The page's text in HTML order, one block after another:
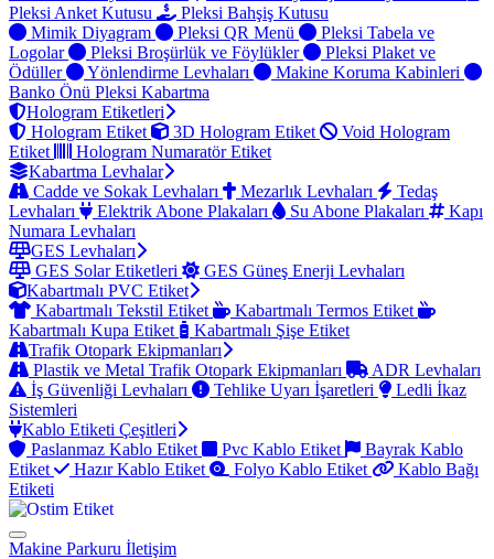
Pleksi Anket Kutusu
Pleksi Bahşiş Kutusu
Mimik Diyagram
Pleksi QR Menü
Pleksi Tabela ve
Logolar
Pleksi Broşürlük ve Föylükler
Pleksi Plaket ve
Ödüller
Yönlendirme Levhaları
Makine Koruma Kabinleri
Banko Önü Pleksi Kabartma
Hologram Etiketleri
Hologram Etiket
3D Hologram Etiket
Void Hologram
Etiket
Hologram Numaratör Etiket
Kabartma Levhalar
Cadde ve Sokak Levhaları
Mezarlık Levhaları
Tedaş
Levhaları
Elektrik Abone Plakaları Su Abone Plakaları
Kapı
Numara Levhaları
GES Levhaları
GES Solar Etiketleri
GES Güneş Enerji Levhaları
Kabartmalı PVC Etiket
Kabartmalı Tekstil Etiket
Kabartmalı Termos Etiket
Kabartmalı Kupa Etiket
Kabartmalı Şişe Etiket
Trafik Otopark Ekipmanları
Plastik ve Metal Trafik Otopark Ekipmanları
ADR Levhaları
İş Güvenliği Levhaları
Tehlike Uyarı İşaretleri
Ledli İkaz
Sistemleri
Kablo Etiketi Çeşitleri
Paslanmaz Kablo Etiket
Pvc Kablo Etiket
Bayrak Kablo
Etiket
Hazır Kablo Etiket Folyo Kablo Etiket
Kablo Bağı
Etiketi
Makine Parkuru İletişim